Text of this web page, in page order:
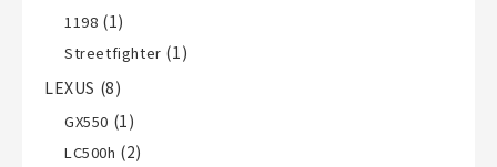
1198 (1)
Streetfighter (1)
LEXUS (8)
GX550 (1)
LC500h (2)